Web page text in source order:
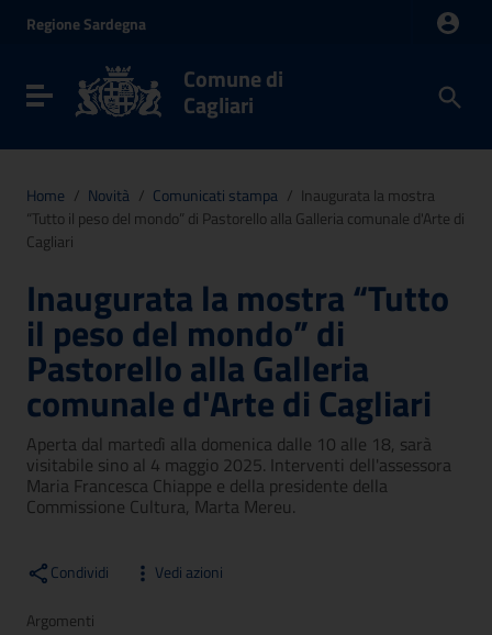
Vai al menu di navigazione
RegioneSardegna
Toggle navigation Comune di
Cagliari
Home / Novità / Comunicati stampa / Inaugurata la mostra
“Tutto il peso del mondo” di Pastorello alla Galleria comunale d'Arte di
Cagliari
Inaugurata la mostra “Tutto
il peso del mondo” di
Pastorello alla Galleria
comunale d'Arte di Cagliari
Aperta dal martedì alla domenica dalle 10 alle 18, sarà
visitabile sino al 4 maggio 2025. Interventi dell'assessora
Maria Francesca Chiappe e della presidente della
Commissione Cultura, Marta Mereu.
Condividi Vedi azioni
Argomenti